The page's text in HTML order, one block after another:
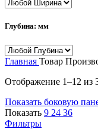
Глубина: мм
Главная Товар
Отображение 1–12 из
Показать боковую
Показать 9 24 36
Фильтры